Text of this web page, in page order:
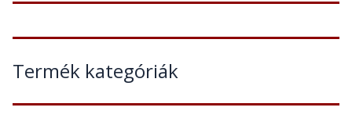
Termék kategóriák